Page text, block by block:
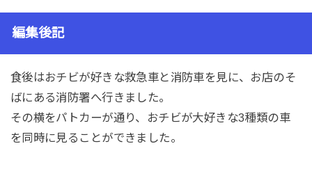
編集後記
食後はおチビが好きな救急車と消防車を見に、お店のそ
ばにある消防署へ行きました。
その横をパトカーが通り、おチビが大好きな3種類の車
を同時に見ることができました。